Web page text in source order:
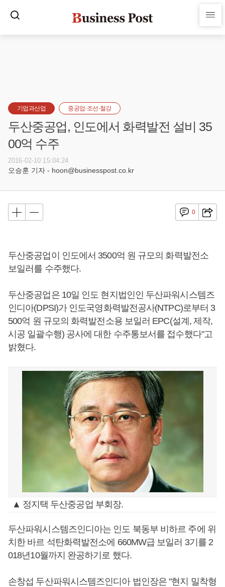
기업과산업 중공업·조선·철강
두산중공업, 인도에서 화력발전 설비 35
00억 수주
2016-02-10 15:04:24
오승훈 기자 - hoon@businesspost.co.kr
0
두산중공업이 인도에서 3500억 원 규모의 화력발전소
보일러를 수주했다.
두산중공업은 10일 인도 현지법인인 두산파워시스템즈
인디아(DPSI)가 인도국영화력발전공사(NTPC)로부터 3
500억 원 규모의 화력발전소용 보일러 EPC(설계, 제작,
시공 일괄수행) 공사에 대한 수주통보서를 접수했다"고
밝혔다.
▲ 정지택 두산중공업 부회장.
두산파워시스템즈인디아는 인도 북동부 비하르 주에 위
치한 바르 석탄화력발전소에 660MW급 보일러 3기를 2
018년10월까지 완공하기로 했다.
손창섭 두산파워시스템즈인디아 법인장은 "현지 밀착형